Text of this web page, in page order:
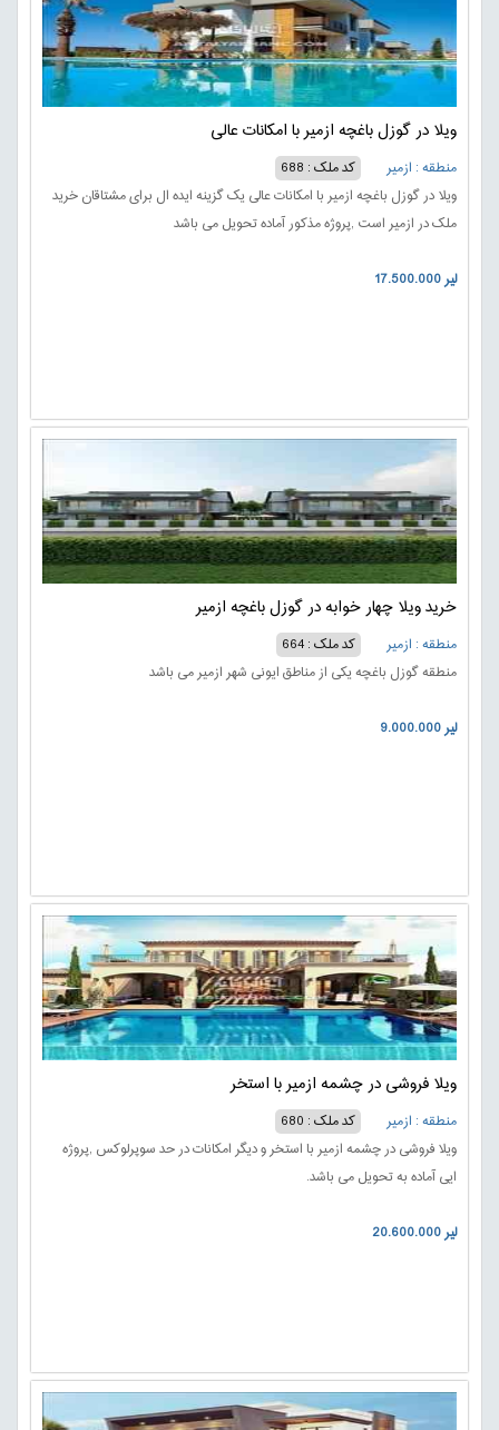
ویلا در گوزل باغچه ازمیر با امکانات عالی
منطقه : ازمیر
کد ملک : 688
ویلا در گوزل باغچه ازمیر با امکانات عالی یک گزینه ایده ال برای مشتاقان خرید
ملک در ازمیر است ,پروژه مذکور آماده تحویل می باشد
17.500.000 لیر
خرید ویلا چهار خوابه در گوزل باغچه ازمیر
منطقه : ازمیر
کد ملک : 664
منطقه گوزل باغچه یکی از مناطق ایونی شهر ازمیر می باشد
9.000.000 لیر
ویلا فروشی در چشمه ازمیر با استخر
منطقه : ازمیر
کد ملک : 680
ویلا فروشی در چشمه ازمیر با استخر و دیگر امکانات در حد سوپرلوکس ,پروژه
ایی آماده به تحویل می باشد.
20.600.000 لیر